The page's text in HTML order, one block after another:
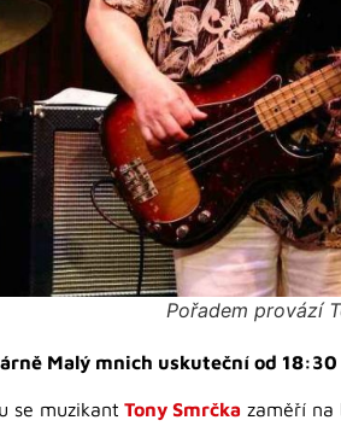
Pořadem provází
Malý mnich uskuteční od 18:30
se muzikant Tony Smrčka zaměří na